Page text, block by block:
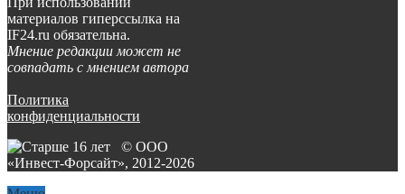
материалов гиперссылка на
IF24.ru обязательна.
Мнение редакции может не
совпадать с мнением автора
Политика
конфиденциальности
© ООО
«Инвест-Форсайт», 2012-2026